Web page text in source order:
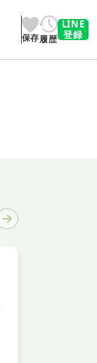
保存履歴
LINE
登録